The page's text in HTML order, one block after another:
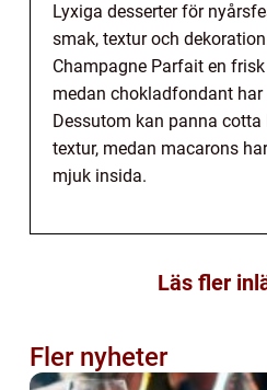
Lyxiga desserter för
smak, textur och
Champagne Parfait en
medan chokladfondant
Dessutom kan panna
textur, medan macarons
mjuk insida.
Läs fler
Fler nyheter